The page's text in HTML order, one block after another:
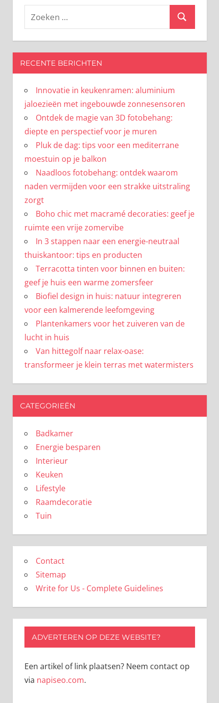
Zoeken
Zoeken
RECENTE BERICHTEN
Innovatie in keukenramen: aluminium
jaloezieën met ingebouwde zonnesensoren
Ontdek de magie van 3D fotobehang:
diepte en perspectief voor je muren
Pluk de dag: tips voor een mediterrane
moestuin op je balkon
Naadloos fotobehang: ontdek waarom
naden vermijden voor een strakke uitstraling
zorgt
Boho chic met macramé decoraties: geef je
ruimte een vrije zomervibe
In 3 stappen naar een energie-neutraal
thuiskantoor: tips en producten
Terracotta tinten voor binnen en buiten:
geef je huis een warme zomersfeer
Biofiel design in huis: natuur integreren
voor een kalmerende leefomgeving
Plantenkamers voor het zuiveren van de
lucht in huis
Van hittegolf naar relax-oase:
transformeer je klein terras met watermisters
CATEGORIEËN
Badkamer
Energie besparen
Interieur
Keuken
Lifestyle
Raamdecoratie
Tuin
Contact
Sitemap
Write for Us - Complete Guidelines
ADVERTEREN OP DEZE WEBSITE?
Een artikel of link plaatsen? Neem contact op
via napiseo.com.